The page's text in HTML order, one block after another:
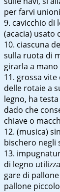
per farvi
cavicchio di
(acacia) usato
ciascuna
sulla ruota di
girarla a mano
grossa vite
delle rotaie a
legno, ha
dado che
chiave o
(musica)
bischero negli
di legno
gare di
pallone piccolo